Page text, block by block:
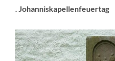
. Johanniskapellenfeuertag